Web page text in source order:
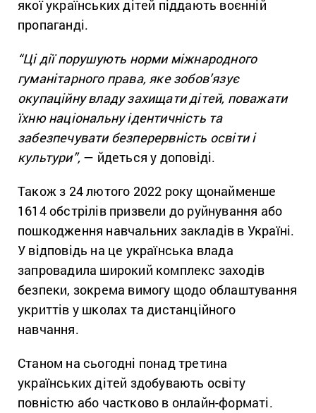
якої українських дітей піддають воєнній
пропаганді.
“Ці дії порушують норми міжнародного
гуманітарного права, яке зобов’язує
окупаційну владу захищати дітей, поважати
їхню національну ідентичність та
забезпечувати безперервність освіти і
культури”, — йдеться у доповіді.
Також з 24 лютого 2022 року щонайменше
1614 обстрілів призвели до руйнування або
пошкодження навчальних закладів в Україні.
У відповідь на це українська влада
запровадила широкий комплекс заходів
безпеки, зокрема вимогу щодо облаштування
укриттів у школах та дистанційного
навчання.
Станом на сьогодні понад третина
українських дітей здобувають освіту
повністю або частково в онлайн-форматі.